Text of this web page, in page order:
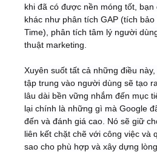
khi đã có được nền móng tốt,
khác như phân tích GAP (tích
Time), phân tích tâm lý người
thuật marketing.
Xuyên suốt tất cả những điều
tập trung vào người dùng sẽ tạo
lâu dài bền vững nhắm đến mục
lại chính là những gì mà Google
đến và đánh giá cao. Nó sẽ giữ
liên kết chặt chẽ với công việc và
sao cho phù hợp và xây dựng